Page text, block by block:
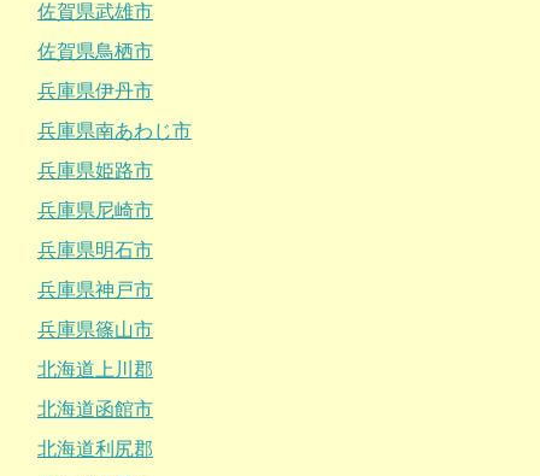
佐賀県武雄市
佐賀県鳥栖市
兵庫県伊丹市
兵庫県南あわじ市
兵庫県姫路市
兵庫県尼崎市
兵庫県明石市
兵庫県神戸市
兵庫県篠山市
北海道上川郡
北海道函館市
北海道利尻郡